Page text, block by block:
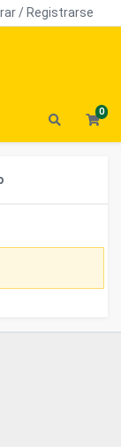
/ Registrarse
0